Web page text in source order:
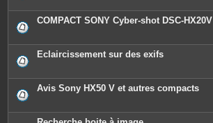
COMPACT SONY Cyber-shot DSC-HX20V
Eclaircissement sur des exifs
Avis Sony HX50 V et autres compacts